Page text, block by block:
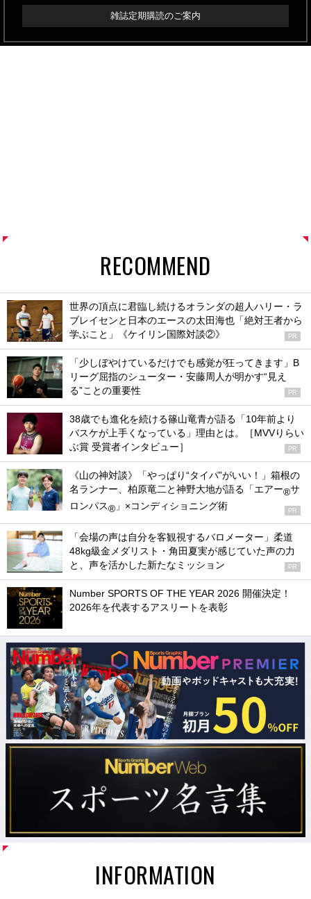
雑誌定期購読のご案内
RECOMMEND
世界の頂点に君臨し続けるオランダの超人ハリー・ラ
ブレイセンと日本のエースの太田海也「絶対王者から
学ぶこと」《ケイリン国際対談②》
PR
「少しぼやけているだけでも感覚が狂ってきます」B
リーグ屈指のシューター・安藤周人が明かす“見え
る”ことの重要性
PR
38歳でも進化を続ける篠山竜青が語る「10年前より
バスケが上手くなっている」理由とは。［MVVりらい
ぶ賞 受賞者インタビュー］
PR
《山の神対談》「やっぱり“タイパ”がいい！」箱根の
名ランナー、柏原竜二と神野大地が語る「エアー®サ
ロンパス® 」×コンディショニング術 PR
「会場の声は自分を客観視するバロメーター」柔道
48kg級金メダリスト・角田夏実が感じていた声の力
と、声を活かした新たなミッション
PR
Number SPORTS OF THE YEAR 2026 開催決定！
2026年を代表するアスリートを表彰
INFORMATION